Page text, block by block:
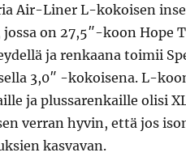
Air-Liner L-kokoisen
on 27,5″-koon Hope
ja renkaana toimii
3,0″ -kokoisena. L-
ja plussarenkaille olisi
verran hyvin, että jos
kasvavan.